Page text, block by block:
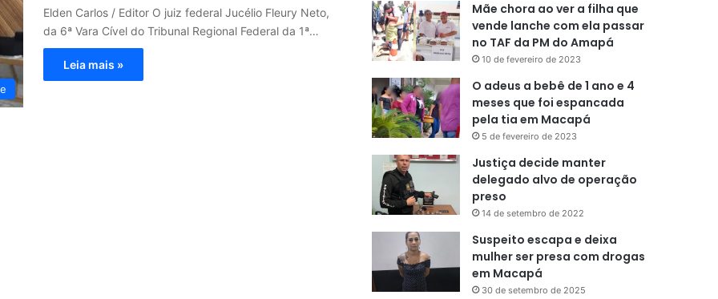
Elden Carlos / Editor O juiz federal Jucélio Fleury Neto,
da 6ª Vara Cível do Tribunal Regional Federal da 1ª…
Leia mais »
Mãe chora ao ver a filha que
vende lanche com ela passar
no TAF da PM do Amapá
10 de fevereiro de 2023
O adeus a bebê de 1 ano e 4
meses que foi espancada
pela tia em Macapá
5 de fevereiro de 2023
Justiça decide manter
delegado alvo de operação
preso
14 de setembro de 2022
Suspeito escapa e deixa
mulher ser presa com drogas
em Macapá
30 de setembro de 2025